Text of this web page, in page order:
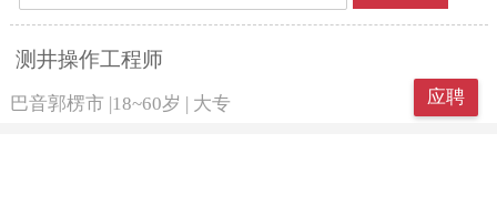
测井操作工程师
巴音郭楞市 18~60岁 大专 应聘